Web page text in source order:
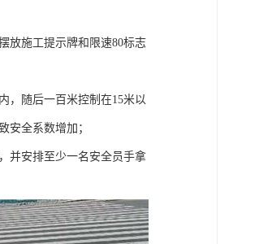
放施工提示牌和限速80标志
，随后一百米控制在15米以
安全系数增加；
并安排至少一名安全员手拿